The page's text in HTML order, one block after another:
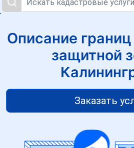
Описание
защитной
Заказать